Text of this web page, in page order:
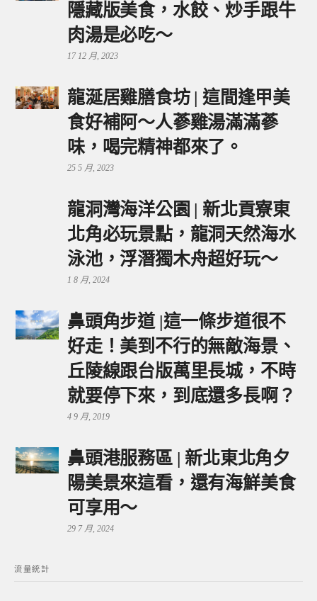
隱藏版美食，水餃、炒手跟牛
肉湯是必吃～
17 12 月, 2023
龍涎居雞膳食坊 | 這間逢甲美
食好補阿～人蔘雞湯滿滿蔘
味，喝完精神都來了。
25 5 月, 2023
龍洞灣海洋公園 | 新北貢寮東
北角必玩景點，龍洞天然海水
泳池，浮潛獨木舟超好玩～
1 8 月, 2024
鼻頭角步道 |這一條步道很不
好走！美到不行的無敵海景、
丘陵線跟台版萬里長城，不時
就要停下來，到底還多長啊？
4 9 月, 2019
鼻頭港服務區 | 新北東北角夕
陽美景來這看，還有海鮮美食
可享用～
29 7 月, 2024
流量統計